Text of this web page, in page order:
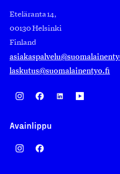
Eteläranta 14,
00130 Helsinki
Finland
laskutus@suomalainentyo.fi
Avainlippu